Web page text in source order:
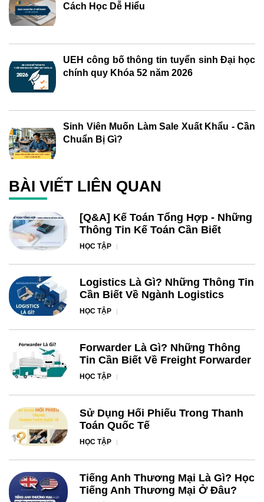
Cách Học Dễ Hiểu
UEH công bố thông tin tuyển sinh Đại học
chính quy Khóa 52 năm 2026
Sinh Viên Muốn Làm Sale Xuất Khẩu - Cần
Chuẩn Bị Gì?
BÀI VIẾT LIÊN QUAN
[Q&A] Kế Toán Tổng Hợp - Những
Thông Tin Kế Toán Cần Biết
HỌC TẬP
Logistics Là Gì? Những Thông Tin
Cần Biết Về Ngành Logistics
HỌC TẬP
Forwarder Là Gì? Những Thông
Tin Cần Biết Về Freight Forwarder
HỌC TẬP
Sử Dụng Hối Phiếu Trong Thanh
Toán Quốc Tế
HỌC TẬP
Tiếng Anh Thương Mại Là Gì? Học
Tiếng Anh Thương Mại Ở Đâu?